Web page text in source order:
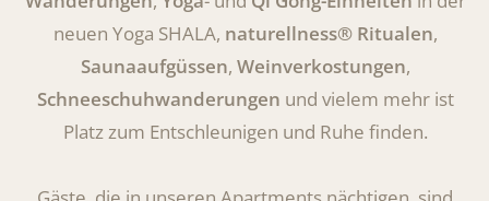
neuen Yoga SHALA, naturellness® Ritualen,
Saunaaufgüssen, Weinverkostungen,
Schneeschuhwanderungen und vielem mehr ist
Platz zum Entschleunigen und Ruhe finden.